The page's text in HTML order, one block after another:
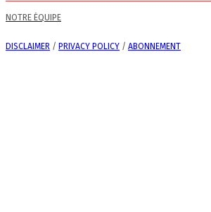
NOTRE ÉQUIPE
DISCLAIMER / PRIVACY POLICY / ABONNEMENT